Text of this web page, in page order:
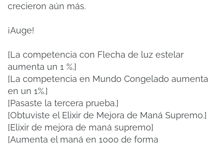
crecieron aún más.
¡Auge!
[La competencia con Flecha de luz estelar
aumenta un 1 %.]
[La competencia en Mundo Congelado aumenta
en un 1%.]
[Pasaste la tercera prueba.]
[Obtuviste el Elixir de Mejora de Maná Supremo.]
[Elixir de mejora de maná supremo]
[Aumenta el maná en 1000 de forma